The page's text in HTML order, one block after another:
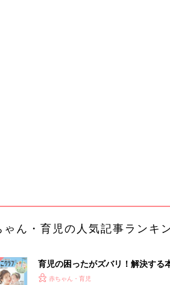
しょに「うがいパワー」で一年中！
健やか
PR（iNova｜Hugkum）